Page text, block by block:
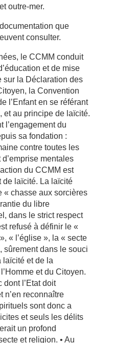
outre-mer.
que
consulter.
le CCMM conduit
et de mise
sur la Déclaration des
la Convention
l’Enfant en se référant
et au principe de laïcité.
l’engagement du
sa fondation :
contre toutes les
mentales
du CCMM est
de laïcité. La laïcité
« chasse aux sorcières
du libre
dans le strict respect
refusé à définir le «
« l’église », la « secte
sûrement dans le souci
laïcité et de la
et du Citoyen.
dont l’Etat doit
n’en reconnaître
sont donc a
et seuls les délits
un profond
et religion. • Au